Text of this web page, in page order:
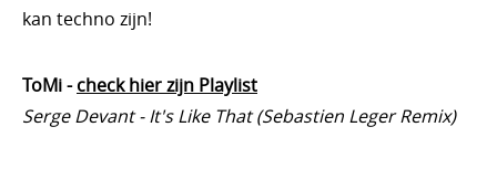
kan techno zijn!
ToMi -check hier zijn Playlist
Serge Devant - It's Like That (Sebastien Leger Remix)